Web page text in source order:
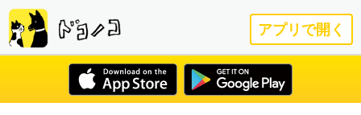
アプリで開く